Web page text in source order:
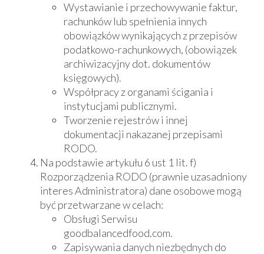
Wystawianie i przechowywanie faktur,
rachunków lub spełnienia innych
obowiązków wynikających z przepisów
podatkowo-rachunkowych, (obowiązek
archiwizacyjny dot. dokumentów
księgowych).
Współpracy z organami ścigania i
instytucjami publicznymi.
Tworzenie rejestrów i innej
dokumentacji nakazanej przepisami
RODO.
Na podstawie artykułu 6 ust 1 lit. f)
Rozporządzenia RODO (prawnie uzasadniony
interes Administratora) dane osobowe mogą
być przetwarzane w celach:
Obsługi Serwisu
goodbalancedfood.com.
Zapisywania danych niezbędnych do